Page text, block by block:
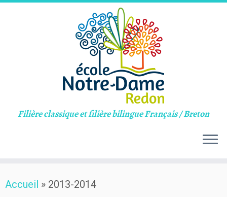
to
Filière classique et filière bilingue Français / Breton
Accueil » 2013-2014